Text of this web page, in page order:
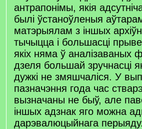
антрапонімы, якія
былі ўстаноўленыя
матэрыялам з іншых
тычыцца і большасці
якіх няма ў аналізаваных
дзеля большай зручнасці
дужкі не змяшчаліся. У
пазначэння года час
вызначаны не быў, але
іншых адзнак яго можна
дарэвалюцыйнага